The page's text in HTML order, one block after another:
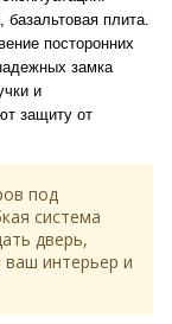
плита.
посторонних
замка
и
защиту от
под
система
дверь,
интерьер и